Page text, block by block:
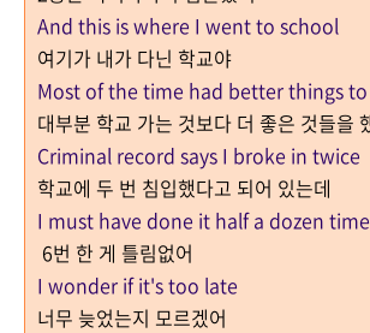
And this is where I went to school
여기가 내가 다닌 학교야
Most of the time had better things
대부분 학교 가는 것보다 더 좋은 것들을
Criminal record says I broke in twice
학교에 두 번 침입했다고 되어 있는데
I must have done it half a dozen
6번 한 게 틀림없어
I wonder if it's too late
너무 늦었는지 모르겠어